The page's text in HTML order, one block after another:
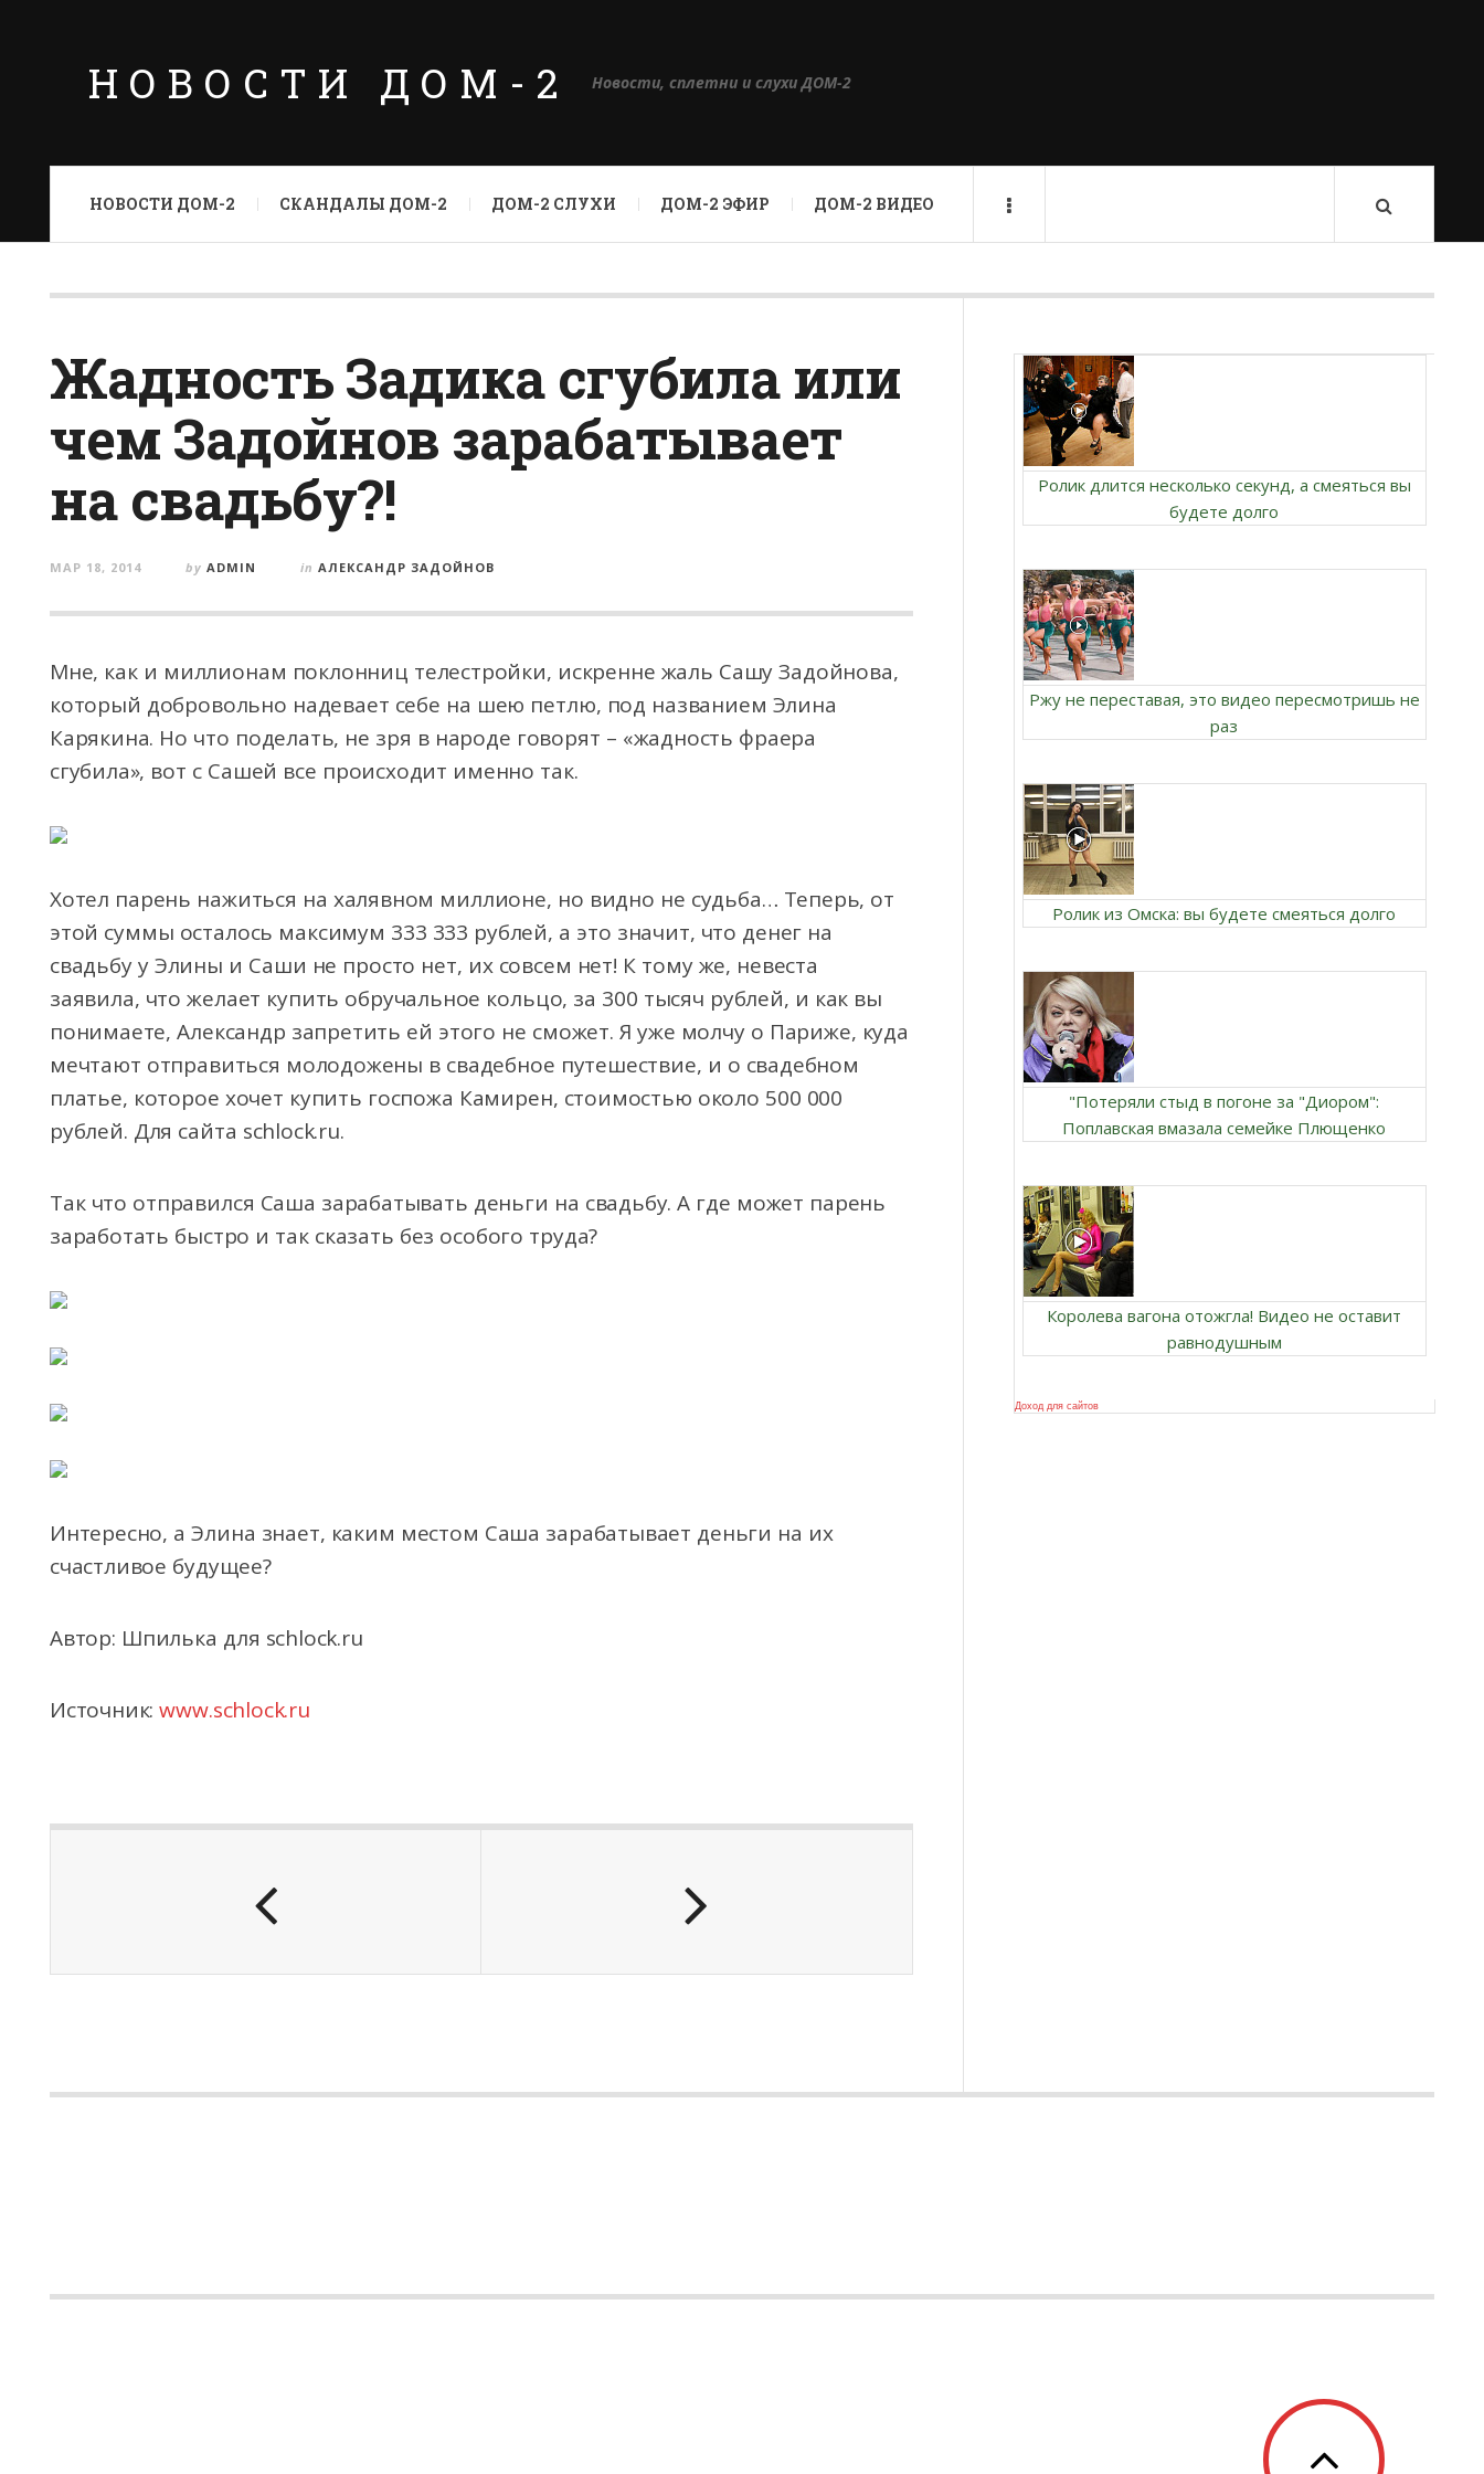
НОВОСТИ ДОМ-2 Новости, сплетни и слухи ДОМ-2
НОВОСТИ ДОМ-2 СКАНДАЛЫ ДОМ-2 ДОМ-2 СЛУХИ ДОМ-2 ЭФИР ДОМ-2 ВИДЕО
Жадность Задика сгубила или
чем Задойнов зарабатывает
на свадьбу?!
МАР 18, 2014 by ADMIN in АЛЕКСАНДР ЗАДОЙНОВ
Мне, как и миллионам поклонниц телестройки, искренне жаль Сашу Задойнова,
который добровольно надевает себе на шею петлю, под названием Элина
Карякина. Но что поделать, не зря в народе говорят – «жадность фраера
сгубила», вот с Сашей все происходит именно так.
Хотел парень нажиться на халявном миллионе, но видно не судьба… Теперь, от
этой суммы осталось максимум 333 333 рублей, а это значит, что денег на
свадьбу у Элины и Саши не просто нет, их совсем нет! К тому же, невеста
заявила, что желает купить обручальное кольцо, за 300 тысяч рублей, и как вы
понимаете, Александр запретить ей этого не сможет. Я уже молчу о Париже, куда
мечтают отправиться молодожены в свадебное путешествие, и о свадебном
платье, которое хочет купить госпожа Камирен, стоимостью около 500 000
рублей. Для сайта schlock.ru.
Так что отправился Саша зарабатывать деньги на свадьбу. А где может парень
заработать быстро и так сказать без особого труда?
Интересно, а Элина знает, каким местом Саша зарабатывает деньги на их
счастливое будущее?
Автор: Шпилька для schlock.ru
Источник:www.schlock.ru
Ролик длится несколько секунд, а смеяться вы
будете долго
Ржу не переставая, это видео пересмотришь не
раз
Ролик из Омска: вы будете смеяться долго
"Потеряли стыд в погоне за "Диором":
Поплавская вмазала семейке Плющенко
Королева вагона отожгла! Видео не оставит
равнодушным
Доход для сайтов